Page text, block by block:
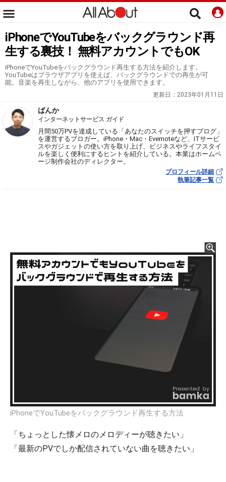
iPhoneでYouTubeをバックグラウンド再
生する裏技！ 無料アカウントでもOK
iPhoneでYouTubeをバックグラウンド再生する方法を紹介します。
YouTubeはブラウザアプリを使えば、バックグラウンドでの再生が可
能。音楽を再生しながら、他のアプリを使用できます。
更新日： 2023年01月11日
ばんか
インターネットサービス ガイド
月間50万PVを達成している「あなたのスイッチを押すブログ」
を運営するブロガー。iPhone・Mac・Evernoteなど、ITサービ
スやガジェットの使い方を取り上げ、ビジネスやライフスタイ
ルを楽しく便利にするヒントを紹介している。本業はホームペ
ージ制作会社のディレクター。
プロフィール詳細
執筆記事一覧
iPhoneでYouTubeをバックグラウンド再生する方法
「ちょっとした懐メロのメロディーが聴きたい」
「最新のPVでしか配信されていない曲を聴きたい」